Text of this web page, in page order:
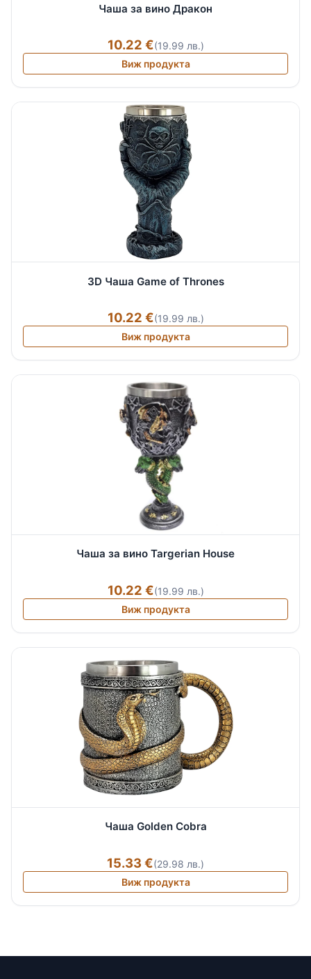
Чаша за вино Дракон
10.22 €(19.99 лв.)
Виж продукта
3D Чаша Game of Thrones
10.22 €(19.99 лв.)
Виж продукта
Чаша за вино Targerian House
10.22 €(19.99 лв.)
Виж продукта
Чаша Golden Cobra
15.33 €(29.98 лв.)
Виж продукта